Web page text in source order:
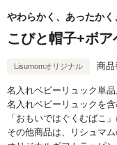
やわらかく、あったかく
こびと帽子+ボア
Lisumomオリジナル 商品
名入れベビーリュック単品
名入れベビーリュックを
「おもいではぐくむばこ
その他商品は、リシュマ